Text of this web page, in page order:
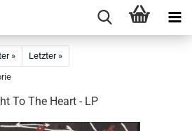
»
Letzter »
To The Heart - LP